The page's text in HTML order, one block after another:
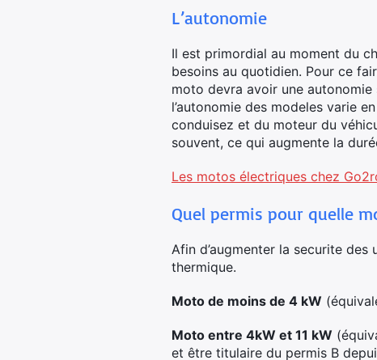
L’autonomie
Il est primordial au moment du
besoins au quotidien. Pour ce
moto devra avoir une
l’autonomie des modeles varie
conduisez et du moteur du
souvent, ce qui augmente la
Les motos électriques chez
Quel permis pour quelle
Afin d’augmenter la securite
thermique.
Moto de moins de 4 kW
Moto entre 4kW et 11 kW
et être titulaire du permis B